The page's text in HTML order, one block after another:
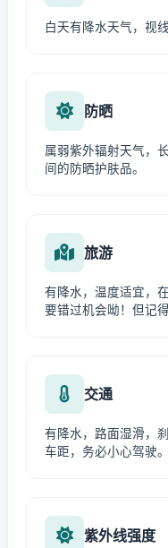
白天有降水天气，视
防晒
属弱紫外辐射天气，
间的防晒护肤品。
旅游
有降水，温度适宜，
要错过机会呦！但记
交通
有降水，路面湿滑，
车距，务必小心驾驶。
紫外线强度